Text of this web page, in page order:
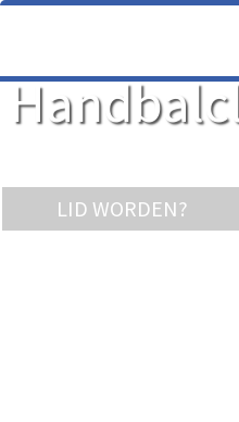
LID WORDEN?